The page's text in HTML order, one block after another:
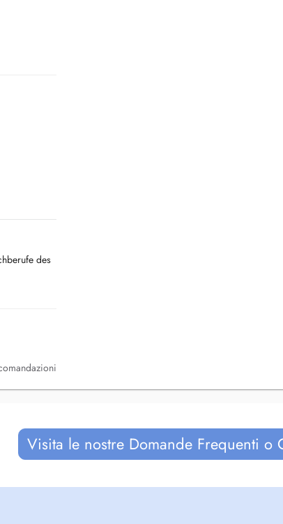
des
Visita le nostre Domande Frequenti o